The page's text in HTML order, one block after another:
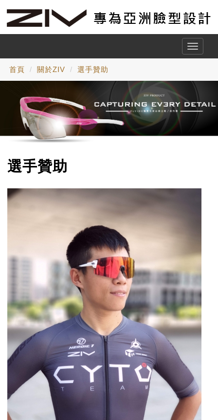
Toggle
首頁 關於ZIV 選手贊助
選手贊助